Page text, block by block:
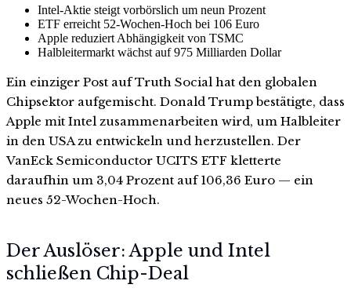
Intel-Aktie steigt vorbörslich um neun Prozent
ETF erreicht 52-Wochen-Hoch bei 106 Euro
Apple reduziert Abhängigkeit von TSMC
Halbleitermarkt wächst auf 975 Milliarden Dollar
Ein einziger Post auf Truth Social hat den globalen
Chipsektor aufgemischt. Donald Trump bestätigte, dass
Apple mit Intel zusammenarbeiten wird, um Halbleiter
in den USA zu entwickeln und herzustellen. Der
VanEck Semiconductor UCITS ETF kletterte
daraufhin um 3,04 Prozent auf 106,36 Euro — ein
neues 52-Wochen-Hoch.
Der Auslöser: Apple und Intel
schließen Chip-Deal